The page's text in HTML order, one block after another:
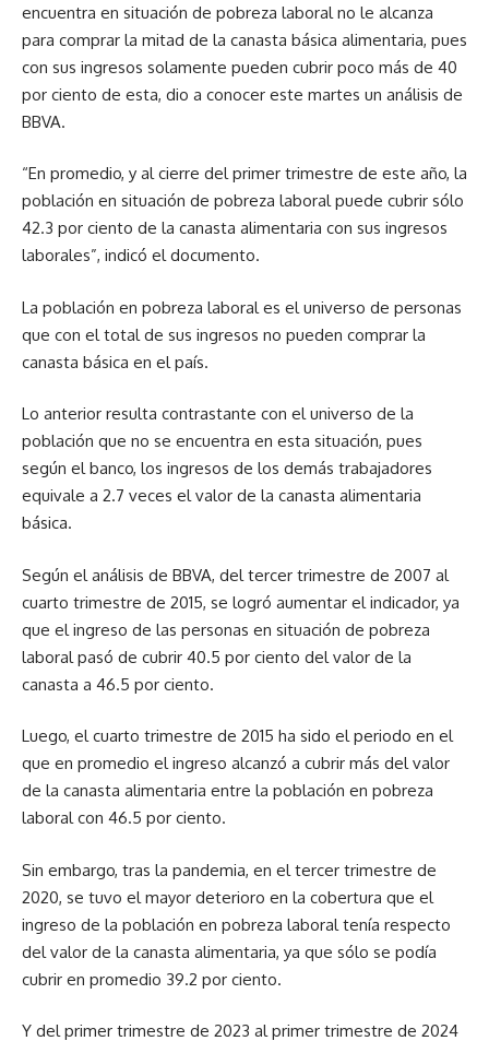
encuentra en situación de pobreza laboral no le alcanza
para comprar la mitad de la canasta básica alimentaria, pues
con sus ingresos solamente pueden cubrir poco más de 40
por ciento de esta, dio a conocer este martes un análisis de
BBVA.
“En promedio, y al cierre del primer trimestre de este año, la
población en situación de pobreza laboral puede cubrir sólo
42.3 por ciento de la canasta alimentaria con sus ingresos
laborales”, indicó el documento.
La población en pobreza laboral es el universo de personas
que con el total de sus ingresos no pueden comprar la
canasta básica en el país.
Lo anterior resulta contrastante con el universo de la
población que no se encuentra en esta situación, pues
según el banco, los ingresos de los demás trabajadores
equivale a 2.7 veces el valor de la canasta alimentaria
básica.
Según el análisis de BBVA, del tercer trimestre de 2007 al
cuarto trimestre de 2015, se logró aumentar el indicador, ya
que el ingreso de las personas en situación de pobreza
laboral pasó de cubrir 40.5 por ciento del valor de la
canasta a 46.5 por ciento.
Luego, el cuarto trimestre de 2015 ha sido el periodo en el
que en promedio el ingreso alcanzó a cubrir más del valor
de la canasta alimentaria entre la población en pobreza
laboral con 46.5 por ciento.
Sin embargo, tras la pandemia, en el tercer trimestre de
2020, se tuvo el mayor deterioro en la cobertura que el
ingreso de la población en pobreza laboral tenía respecto
del valor de la canasta alimentaria, ya que sólo se podía
cubrir en promedio 39.2 por ciento.
Y del primer trimestre de 2023 al primer trimestre de 2024